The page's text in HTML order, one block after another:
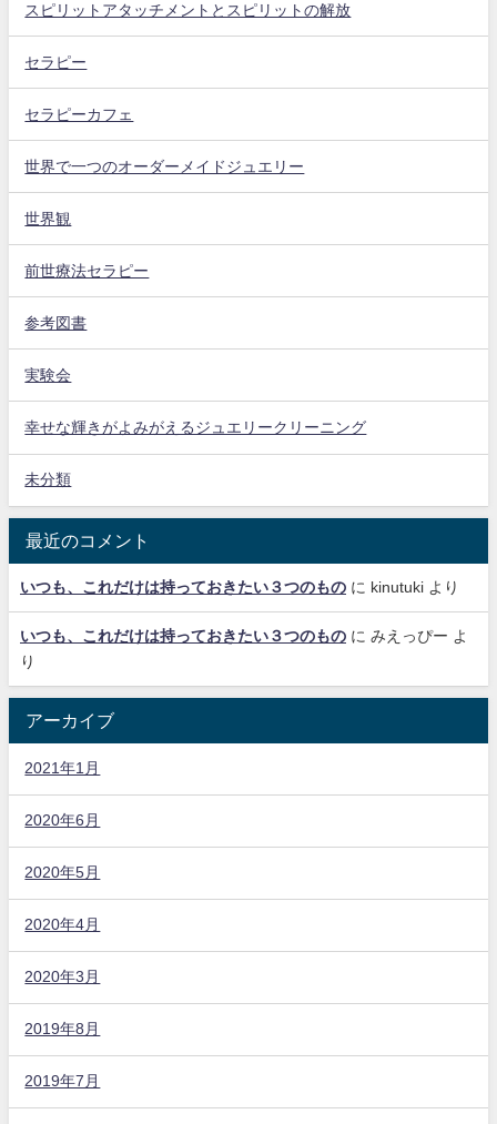
スピリットアタッチメントとスピリットの解放
セラピー
セラピーカフェ
世界で一つのオーダーメイドジュエリー
世界観
前世療法セラピー
参考図書
実験会
幸せな輝きがよみがえるジュエリークリーニング
未分類
最近のコメント
いつも、これだけは持っておきたい３つのもの に kinutuki より
いつも、これだけは持っておきたい３つのもの に みえっぴー よ
り
アーカイブ
2021年1月
2020年6月
2020年5月
2020年4月
2020年3月
2019年8月
2019年7月